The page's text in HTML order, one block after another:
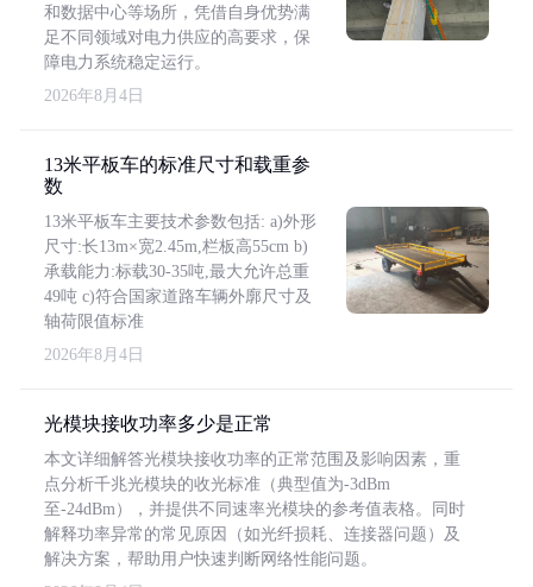
和数据中心等场所，凭借自身优势满
足不同领域对电力供应的高要求，保
障电力系统稳定运行。
2026年8月4日
13米平板车的标准尺寸和载重参
数
13米平板车主要技术参数包括: a)外形
尺寸:长13m×宽2.45m,栏板高55cm b)
承载能力:标载30-35吨,最大允许总重
49吨 c)符合国家道路车辆外廓尺寸及
轴荷限值标准
2026年8月4日
光模块接收功率多少是正常
本文详细解答光模块接收功率的正常范围及影响因素，重
点分析千兆光模块的收光标准（典型值为-3dBm
至-24dBm），并提供不同速率光模块的参考值表格。同时
解释功率异常的常见原因（如光纤损耗、连接器问题）及
解决方案，帮助用户快速判断网络性能问题。